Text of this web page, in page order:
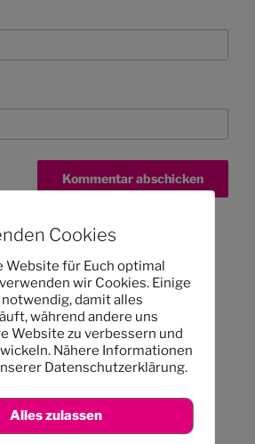
2011
Cookies
Website für Euch optimal
wir Cookies. Einige
damit alles
während andere uns
Website zu verbessern und
Nähere Informationen
Datenschutzerklärung.
Alles zulassen